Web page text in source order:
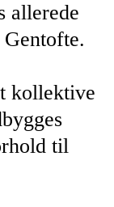
allerede
kollektive
til